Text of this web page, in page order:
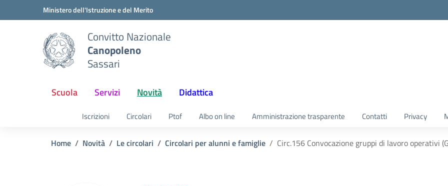
Vai ai contenuti
Vai al menu di navigazioneMinistero dell'Istruzione e del Merito
Convitto Nazionale
Canopoleno
Sassari
Scuola Servizi Novità Didattica
Iscrizioni Circolari Ptof Albo on line Amministrazione trasparente Contatti Privacy
Home Novità Le circolari Circolari per alunni e famiglie Circ.156 Convocazione gruppi di lavoro operativi